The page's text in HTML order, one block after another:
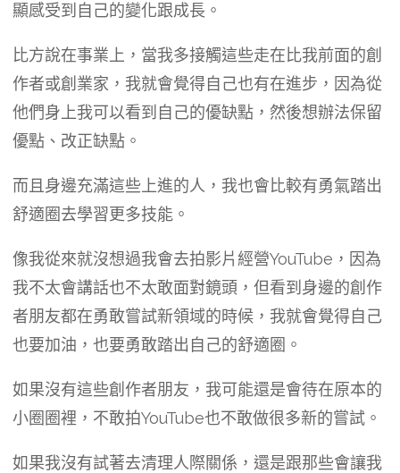
顯感受到自己的變化跟成長。
比方說在事業上，當我多接觸這些走在比我前面的創
作者或創業家，我就會覺得自己也有在進步，因為從
他們身上我可以看到自己的優缺點，然後想辦法保留
優點、改正缺點。
而且身邊充滿這些上進的人，我也會比較有勇氣踏出
舒適圈去學習更多技能。
像我從來就沒想過我會去拍影片經營YouTube，因為
我不太會講話也不太敢面對鏡頭，但看到身邊的創作
者朋友都在勇敢嘗試新領域的時候，我就會覺得自己
也要加油，也要勇敢踏出自己的舒適圈。
如果沒有這些創作者朋友，我可能還是會待在原本的
小圈圈裡，不敢拍YouTube也不敢做很多新的嘗試。
如果我沒有試著去清理人際關係，還是跟那些會讓我